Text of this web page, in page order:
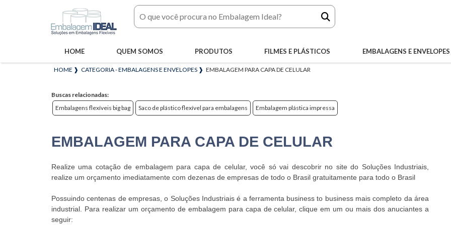
HOME QUEM SOMOS PRODUTOS FILMES E PLÁSTICOS EMBALAGENS E ENVELOPES
HOME ❱ CATEGORIA - EMBALAGENS E ENVELOPES ❱ EMBALAGEM PARA CAPA DE CELULAR
Buscas relacionadas:
Embalagens flexíveis big bag
Saco de plástico flexível para embalagens Embalagem plástica impressa
EMBALAGEM PARA CAPA DE CELULAR
Realize uma cotação de embalagem para capa de celular, você só vai descobrir no site do Soluções Industriais,
realize um orçamento imediatamente com dezenas de empresas de todo o Brasil gratuitamente para todo o Brasil
Possuindo centenas de empresas, o Soluções Industriais é a ferramenta business to business mais completo da área
industrial. Para realizar um orçamento de embalagem para capa de celular, clique em um ou mais dos anuciantes a
seguir: